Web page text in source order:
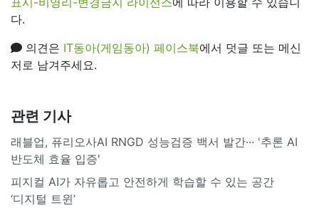
다.
의견은 IT동아(게임동아) 페이스북에서 덧글 또는 메신
저로 남겨주세요.
관련 기사
래블업, 퓨리오사AI RNGD 성능검증 백서 발간··· '추론 AI
반도체 효율 입증'
피지컬 AI가 자유롭고 안전하게 학습할 수 있는 공간
‘디지털 트윈’